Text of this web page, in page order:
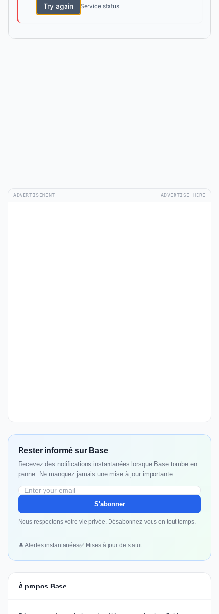
Try again Service status
ADVERTISEMENT ADVERTISE HERE
Rester informé sur Base
Recevez des notifications instantanées lorsque Base tombe en
panne. Ne manquez jamais une mise à jour importante.
S'abonner
Nous respectons votre vie privée. Désabonnez-vous en tout temps.
🔔 Alertes instantanées✅ Mises à jour de statut
À propos Base